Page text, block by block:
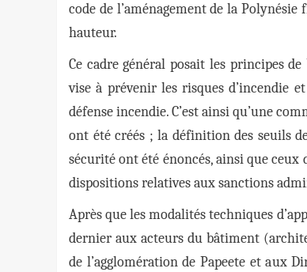
code de l’aménagement de la
hauteur.
Ce cadre général posait les principes
vise à prévenir les risques d’incendie
défense incendie. C’est ainsi qu’une
ont été créés ; la définition des seuils
sécurité ont été énoncés, ainsi que
dispositions relatives aux sanctions
Après que les modalités techniques
dernier aux acteurs du bâtiment
de l’agglomération de Papeete et aux